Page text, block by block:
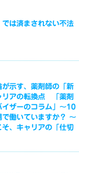
では済まされない不法
示す、薬剤師の「新
リアの転換点 「薬剤
イザーのコラム」～10
働いていますか？ ～
、キャリアの「仕切